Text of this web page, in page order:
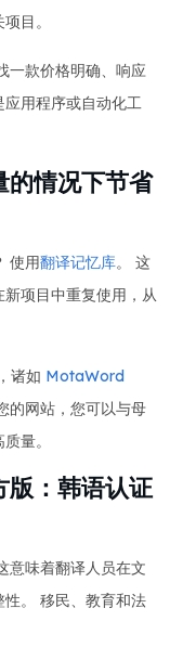
目。
一款价格明确、响应
用程序或自动化工
的情况下节省
使用翻译记忆库。 这
项目中重复使用，从
诸如 MotaWord
的网站，您可以与母
量。
版：韩语认证
意味着翻译人员在文
。 移民、教育和法